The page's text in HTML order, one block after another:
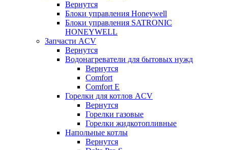
Вернутся
Блоки управления Honeywell
Блоки управления SATRONIC
HONEYWELL
Запчасти ACV
Вернутся
Водонагреватели для бытовых нужд
Вернутся
Comfort
Comfort E
Горелки для котлов ACV
Вернутся
Горелки газовые
Горелки жидкотопливные
Напольные котлы
Вернутся